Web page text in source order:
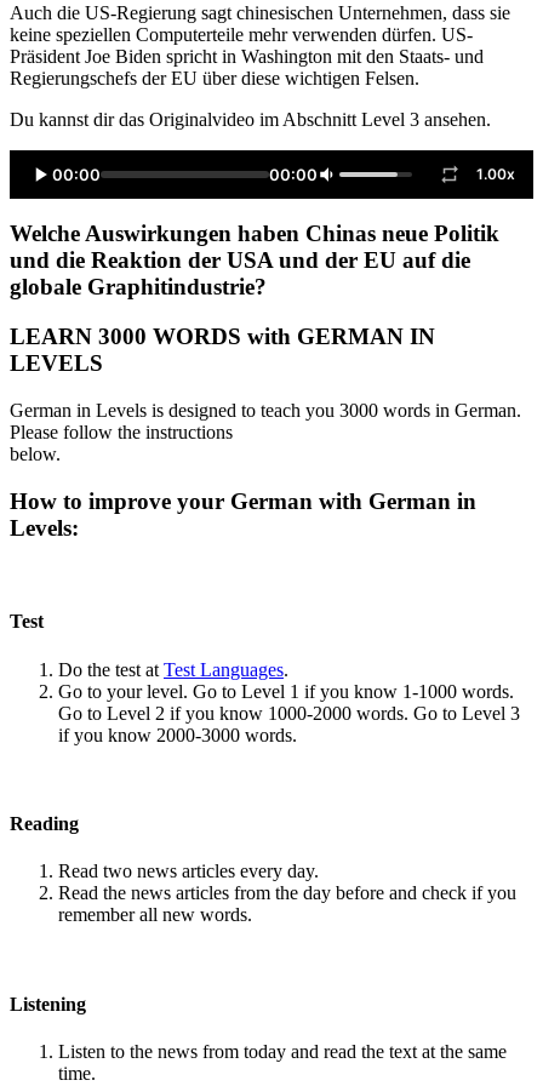
Auch die US-Regierung sagt chinesischen Unternehmen, dass sie
keine speziellen Computerteile mehr verwenden dürfen. US-
Präsident Joe Biden spricht in Washington mit den Staats- und
Regierungschefs der EU über diese wichtigen Felsen.
Du kannst dir das Originalvideo im Abschnitt Level 3 ansehen.
00:00 00:00 1.00x
Welche Auswirkungen haben Chinas neue Politik
und die Reaktion der USA und der EU auf die
globale Graphitindustrie?
LEARN 3000 WORDS with GERMAN IN
LEVELS
German in Levels is designed to teach you 3000 words in German.
Please follow the instructions
below.
How to improve your German with German in
Levels:
Test
Do the test at Test Languages.
Go to your level. Go to Level 1 if you know 1-1000 words.
Go to Level 2 if you know 1000-2000 words. Go to Level 3
if you know 2000-3000 words.
Reading
Read two news articles every day.
Read the news articles from the day before and check if you
remember all new words.
Listening
Listen to the news from today and read the text at the same
time.